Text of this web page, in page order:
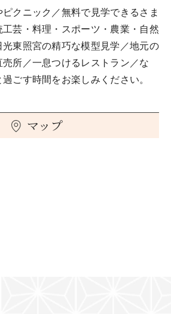
クニック／無料で見学できるさま
芸・料理・スポーツ・農業・自然
光東照宮の精巧な模型見学／地元の
所／一息つけるレストラン／な
ごす時間をお楽しみください。
マップ